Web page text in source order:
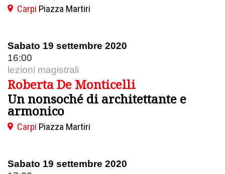
Carpi Piazza Martiri
Sabato 19 settembre 2020
16:00
lezioni magistrali
Roberta De Monticelli
Un nonsoché di architettante e
armonico
Carpi Piazza Martiri
Sabato 19 settembre 2020